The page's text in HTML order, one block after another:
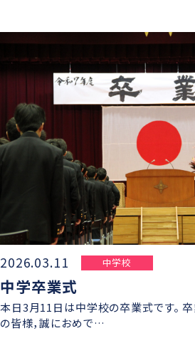
学則
2026.03.11 中学校
中学卒業式
本日3月11日は中学校の卒業式です。
の皆様，誠におめで…